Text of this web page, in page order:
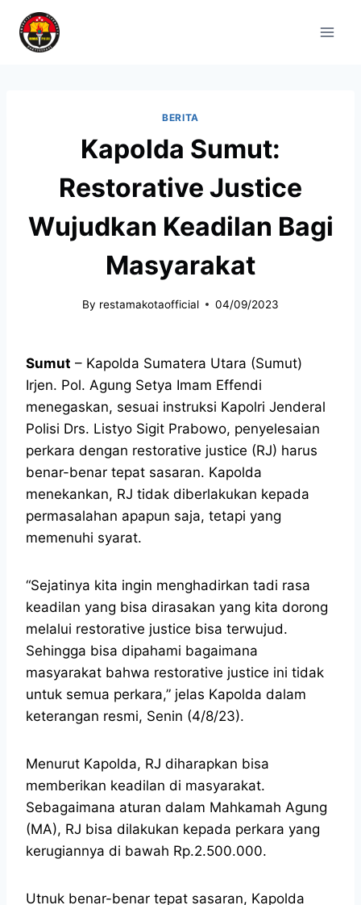
BERITA
Kapolda Sumut:
Restorative Justice
Wujudkan Keadilan Bagi
Masyarakat
By restamakotaofficial 04/09/2023
Sumut – Kapolda Sumatera Utara (Sumut)
Irjen. Pol. Agung Setya Imam Effendi
menegaskan, sesuai instruksi Kapolri Jenderal
Polisi Drs. Listyo Sigit Prabowo, penyelesaian
perkara dengan restorative justice (RJ) harus
benar-benar tepat sasaran. Kapolda
menekankan, RJ tidak diberlakukan kepada
permasalahan apapun saja, tetapi yang
memenuhi syarat.
“Sejatinya kita ingin menghadirkan tadi rasa
keadilan yang bisa dirasakan yang kita dorong
melalui restorative justice bisa terwujud.
Sehingga bisa dipahami bagaimana
masyarakat bahwa restorative justice ini tidak
untuk semua perkara,” jelas Kapolda dalam
keterangan resmi, Senin (4/8/23).
Menurut Kapolda, RJ diharapkan bisa
memberikan keadilan di masyarakat.
Sebagaimana aturan dalam Mahkamah Agung
(MA), RJ bisa dilakukan kepada perkara yang
kerugiannya di bawah Rp.2.500.000.
Utnuk benar-benar tepat sasaran, Kapolda